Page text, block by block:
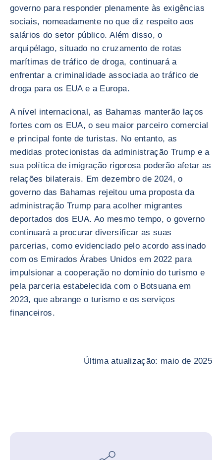
governo para responder plenamente às exigências
sociais, nomeadamente no que diz respeito aos
salários do setor público. Além disso, o
arquipélago, situado no cruzamento de rotas
marítimas de tráfico de droga, continuará a
enfrentar a criminalidade associada ao tráfico de
droga para os EUA e a Europa.
A nível internacional, as Bahamas manterão laços
fortes com os EUA, o seu maior parceiro comercial
e principal fonte de turistas. No entanto, as
medidas protecionistas da administração Trump e a
sua política de imigração rigorosa poderão afetar as
relações bilaterais. Em dezembro de 2024, o
governo das Bahamas rejeitou uma proposta da
administração Trump para acolher migrantes
deportados dos EUA. Ao mesmo tempo, o governo
continuará a procurar diversificar as suas
parcerias, como evidenciado pelo acordo assinado
com os Emirados Árabes Unidos em 2022 para
impulsionar a cooperação no domínio do turismo e
pela parceria estabelecida com o Botsuana em
2023, que abrange o turismo e os serviços
financeiros.
Última atualização: maio de 2025